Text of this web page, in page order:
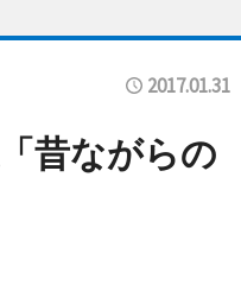
2017.01.31
昔ながらの